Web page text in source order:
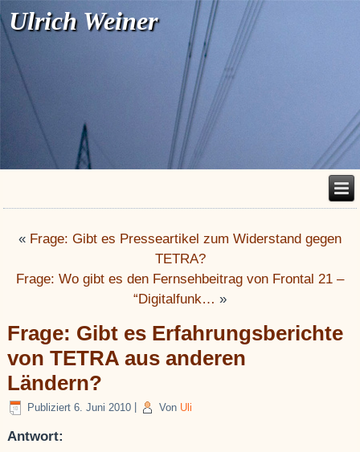
Ulrich Weiner
« Frage: Gibt es Presseartikel zum Widerstand gegen
TETRA?
Frage: Wo gibt es den Fernsehbeitrag von Frontal 21 –
“Digitalfunk… »
Frage: Gibt es Erfahrungsberichte
von TETRA aus anderen
Ländern?
Publiziert 6. Juni 2010 Von Uli
Antwort: